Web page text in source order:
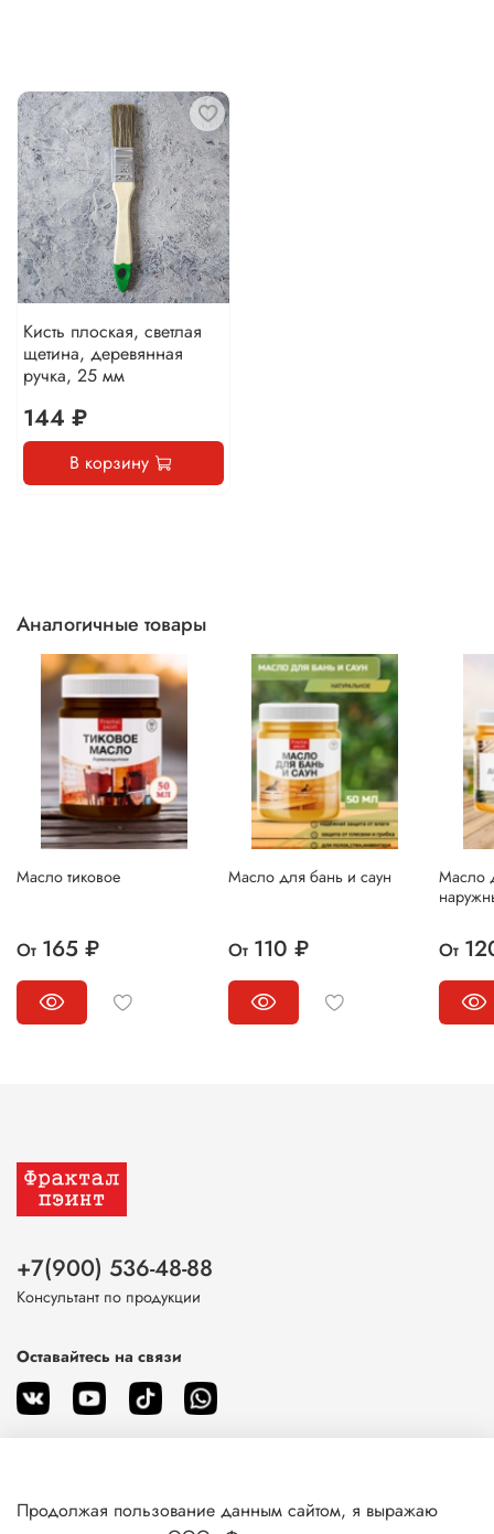
Кисть плоская, светлая
щетина, деревянная
ручка, 25 мм
144 ₽
В корзину
Аналогичные товары
Масло тиковое
От 165 ₽
Масло для бань и саун
От 110 ₽
Масло
От
О магазине
+7(900) 536-48-88
Консультант по продукции
Оставайтесь на связи
Продолжая пользование данным сайтом, я выражаю